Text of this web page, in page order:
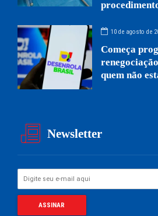
10 de agosto de
Começa
quem não
Newsletter